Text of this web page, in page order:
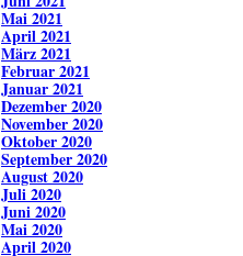
Mai 2021
April 2021
März 2021
Februar 2021
Januar 2021
Dezember 2020
November 2020
Oktober 2020
September 2020
August 2020
Juli 2020
Juni 2020
Mai 2020
April 2020